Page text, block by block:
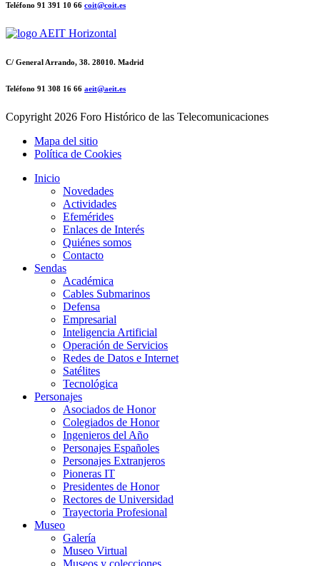
Teléfono 91 391 10 66 coit@coit.es
C/ General Arrando, 38. 28010. Madrid
Teléfono 91 308 16 66 aeit@aeit.es
Copyright 2026 Foro Histórico de las Telecomunicaciones
Mapa del sitio
Política de Cookies
Inicio
Novedades
Actividades
Efemérides
Enlaces de Interés
Quiénes somos
Contacto
Sendas
Académica
Cables Submarinos
Defensa
Empresarial
Inteligencia Artificial
Operación de Servicios
Redes de Datos e Internet
Satélites
Tecnológica
Personajes
Asociados de Honor
Colegiados de Honor
Ingenieros del Año
Personajes Españoles
Personajes Extranjeros
Pioneras IT
Presidentes de Honor
Rectores de Universidad
Trayectoria Profesional
Museo
Galería
Museo Virtual
Museos y colecciones